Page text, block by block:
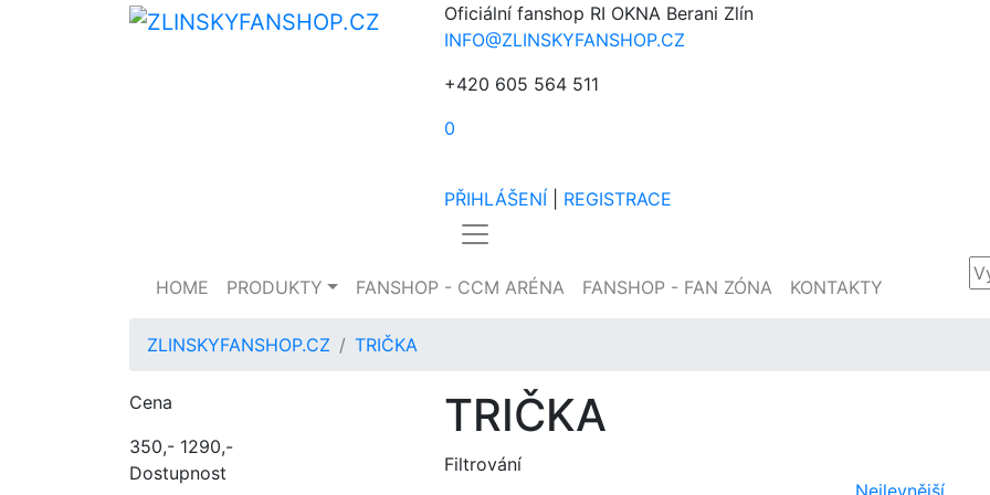
Oficiální fanshop RI OKNA Berani Zlín
INFO@ZLINSKYFANSHOP.CZ
+420 605 564 511
0
PŘIHLÁŠENÍ REGISTRACE
HOME PRODUKTY FANSHOP - CCM ARÉNA FANSHOP - FAN ZÓNA KONTAKTY
ZLINSKYFANSHOP.CZ TRIČKA
Cena
350,- 1290,-
Dostupnost
TRIČKA
Filtrování
Nejlevnější